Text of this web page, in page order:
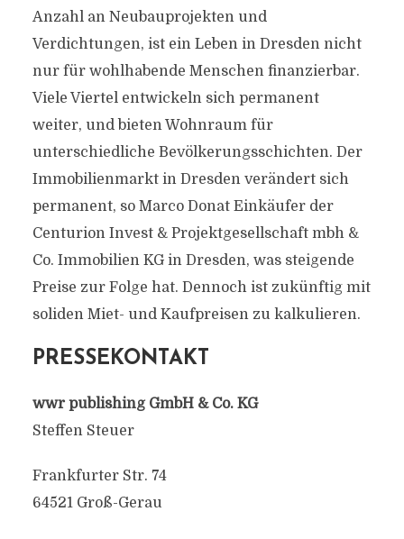
Anzahl an Neubauprojekten und
Verdichtungen, ist ein Leben in Dresden nicht
nur für wohlhabende Menschen finanzierbar.
Viele Viertel entwickeln sich permanent
weiter, und bieten Wohnraum für
unterschiedliche Bevölkerungsschichten. Der
Immobilienmarkt in Dresden verändert sich
permanent, so Marco Donat Einkäufer der
Centurion Invest & Projektgesellschaft mbh &
Co. Immobilien KG in Dresden, was steigende
Preise zur Folge hat. Dennoch ist zukünftig mit
soliden Miet- und Kaufpreisen zu kalkulieren.
PRESSEKONTAKT
wwr publishing GmbH & Co. KG
Steffen Steuer
Frankfurter Str. 74
64521 Groß-Gerau